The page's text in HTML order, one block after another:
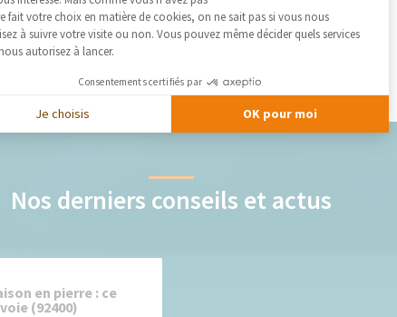
Nos derniers conseils et actus
en pierre : ce
(92400)
fait votre choix en matière de cookies, on ne sait pas si vous nous
à suivre votre visite ou non. Vous pouvez même décider quels services
autorisez à lancer.
Consentements certifiés par
Je choisis OK pour moi
Axeptio consent